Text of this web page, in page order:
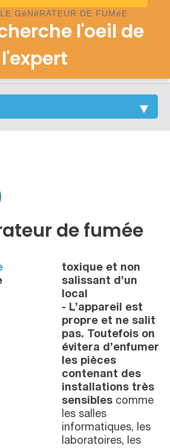
LE GéNéRATEUR DE FUMéE
l'oeil de
l'expert
de fumée
toxique et non
salissant d’un
local
- L’appareil est
propre et ne salit
pas. Toutefois on
évitera d’enfumer
les pièces
contenant des
installations très
sensibles comme
les salles
informatiques, les
laboratoires, les